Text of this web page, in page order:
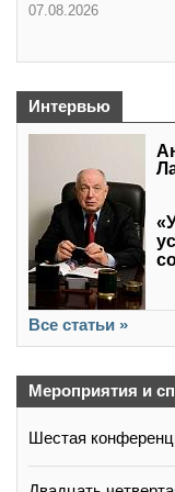
07.08.2026
Интервью
Все статьи »
Мероприятия и
Шестая